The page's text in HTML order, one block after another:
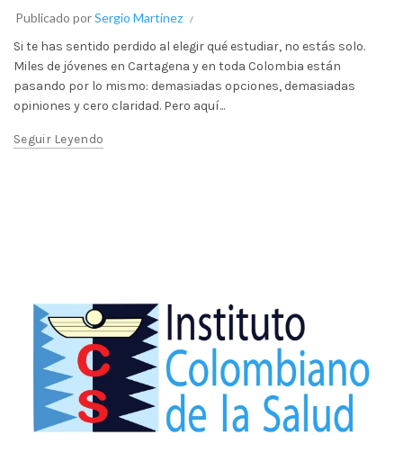
Publicado porSergio Martinez
Si te has sentido perdido al elegir qué estudiar, no estás solo.
Miles de jóvenes en Cartagena y en toda Colombia están
pasando por lo mismo: demasiadas opciones, demasiadas
opiniones y cero claridad. Pero aquí...
Seguir Leyendo